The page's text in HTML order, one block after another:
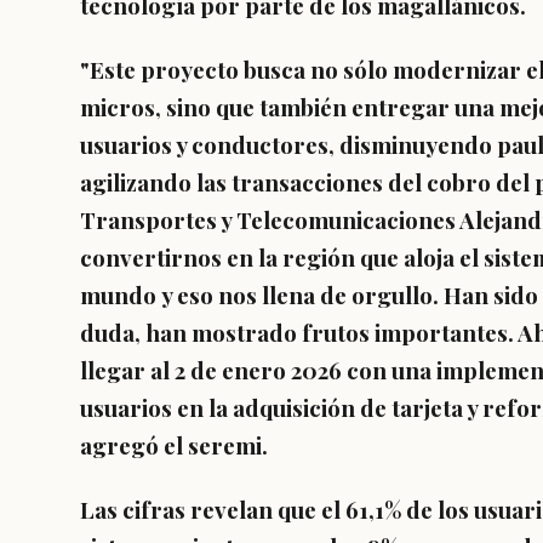
"Este proyecto busca no sólo modernizar
micros, sino que también entregar una
usuarios y conductores, disminuyendo
agilizando las transacciones del cobro del
Transportes y Telecomunicaciones
convertirnos en la región que aloja el
mundo y eso nos llena de orgullo. Han
duda, han mostrado frutos importantes.
llegar al 2 de enero 2026 con una
usuarios en la adquisición de tarjeta y
agregó el seremi.
Las cifras revelan que el 61,1% de los